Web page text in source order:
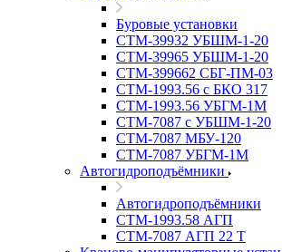
Буровые установки
СТМ-39932 УБШМ-1-20
СТМ-39965 УБШМ-1-20
СТМ-399662 СБГ-ПМ-03
СТМ-1993.56 с БКО 317
СТМ-1993.56 УБГМ-1М
СТМ-7087 с УБШМ-1-20
СТМ-7087 МБУ-120
СТМ-7087 УБГМ-1М
Автогидроподъёмники
Автогидроподъёмники
СТМ-1993.58 АГП
СТМ-7087 АГП 22 Т